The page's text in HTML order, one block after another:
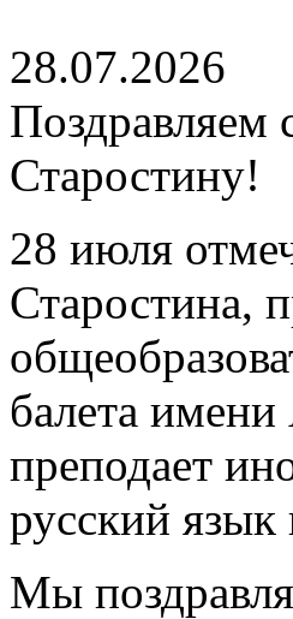
28.07.2026
Поздравляем
Старостину!
28 июля
Старостина,
балета
преподает
русский
Мы